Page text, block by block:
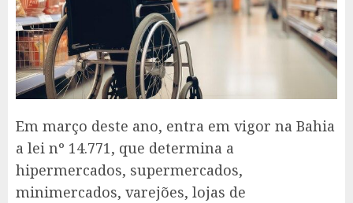
Em março deste ano, entra em vigor na Bahia
a lei nº 14.771, que determina a
hipermercados, supermercados,
minimercados, varejões, lojas de